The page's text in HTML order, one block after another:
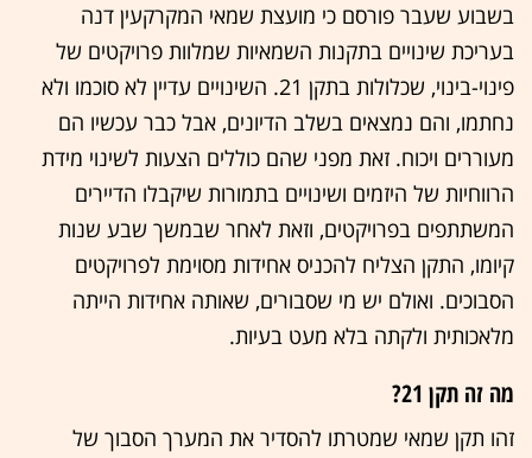
בשבוע שעבר פורסם כי מועצת שמאי המקרקעין דנה
בעריכת שינויים בתקנות השמאיות שמלוות פרויקטים של
פינוי-בינוי, שכלולות בתקן 21. השינויים עדיין לא סוכמו ולא
נחתמו, והם נמצאים בשלב הדיונים, אבל כבר עכשיו הם
מעוררים ויכוח. זאת מפני שהם כוללים הצעות לשינוי מידת
הרווחיות של היזמים ושינויים בתמורות שיקבלו הדיירים
המשתתפים בפרויקטים, וזאת לאחר שבמשך שבע שנות
קיומו, התקן הצליח להכניס אחידות מסוימת לפרויקטים
הסבוכים. ואולם יש מי שסבורים, שאותה אחידות הייתה
מלאכותית ולקתה בלא מעט בעיות.
מה זה תקן 21?
זהו תקן שמאי שמטרתו להסדיר את המערך הסבוך של